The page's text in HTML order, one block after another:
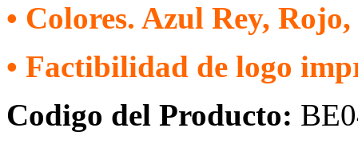
• Colores. Azul Rey,
• Factibilidad de logo
Codigo del Producto: